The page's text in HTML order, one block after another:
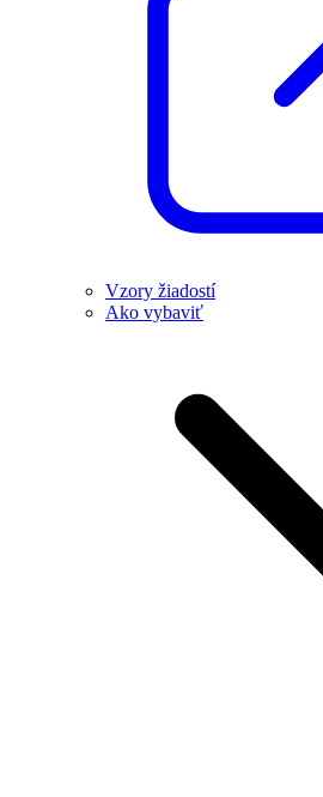
Vzory žiadostí
Ako vybaviť